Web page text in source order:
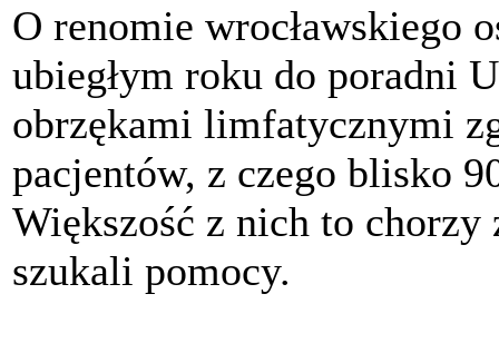
O renomie wrocławskiego
ubiegłym roku do poradni
obrzękami limfatycznymi
pacjentów, z czego blisko
Większość z nich to chorzy
szukali pomocy.